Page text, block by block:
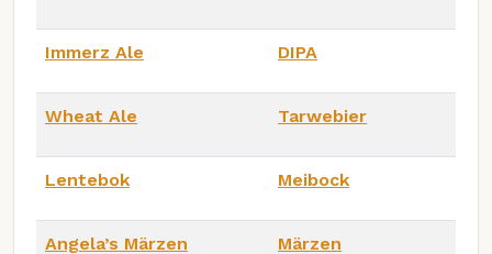
Immerz Ale DIPA
Wheat Ale Tarwebier
Lentebok Meibock
Angela’s Märzen Märzen